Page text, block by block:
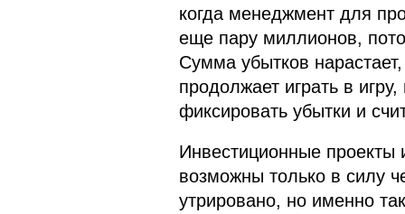
когда менеджмент для
еще пару миллионов,
Сумма убытков
продолжает играть в
фиксировать убытки и
Инвестиционные проекты
возможны только в силу
утрировано, но именно